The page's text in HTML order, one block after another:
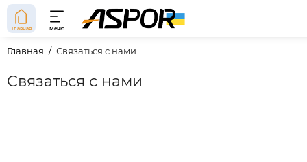
Главная Меню
Главная Связаться с нами
Связаться с нами